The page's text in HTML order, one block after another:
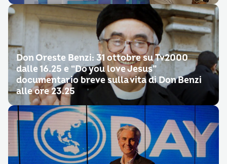
Don Oreste Benzi: 31 ottobre su Tv2000
dalle 16.25 e “Do you love Jesus”
documentario breve sulla vita di Don Benzi
alle ore 23.25